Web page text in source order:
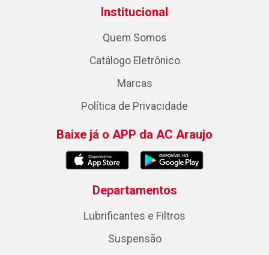
Institucional
Quem Somos
Catálogo Eletrônico
Marcas
Política de Privacidade
Baixe já o APP da AC Araujo
Departamentos
Lubrificantes e Filtros
Suspensão